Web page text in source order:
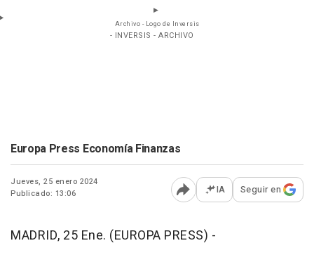
Archivo - Logo de Inversis
- INVERSIS - ARCHIVO
Europa Press Economía Finanzas
Jueves, 25 enero 2024
Publicado: 13:06
Abrir opciones para
IA Seguir en
MADRID, 25 Ene. (EUROPA PRESS) -